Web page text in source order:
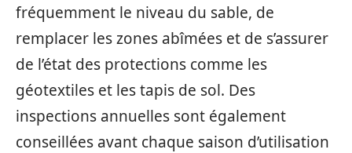
fréquemment le niveau du sable, de
remplacer les zones abîmées et de s’assurer
de l’état des protections comme les
géotextiles et les tapis de sol. Des
inspections annuelles sont également
conseillées avant chaque saison d’utilisation